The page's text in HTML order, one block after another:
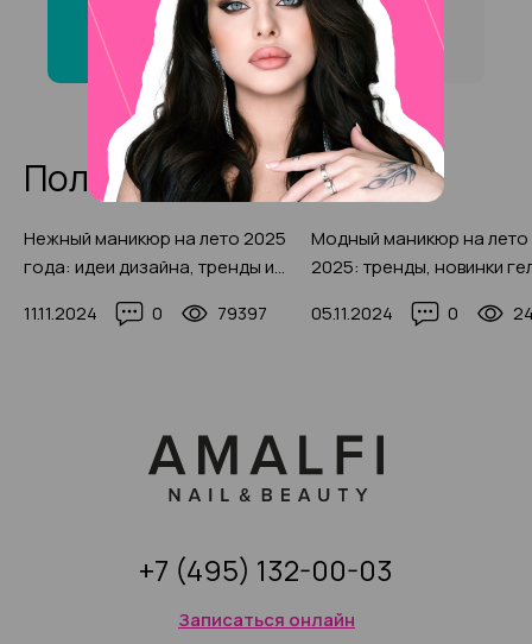
хной» на на Улицы
Горчаковой ?
Полезные статьи
Нежный маникюр на лето 2025
года: идеи дизайна, тренды и
11.11.2024 0 79397
Модный маникюр на лето
2025: тренды, новинки
05.11.2024 0
Записаться онлайн
+7 (495) 132-00-03